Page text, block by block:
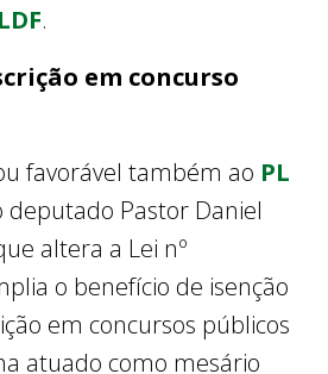
.
em concurso
favorável também ao PL
deputado Pastor Daniel
altera a Lei nº
o benefício de isenção
em concursos públicos
atuado como mesário